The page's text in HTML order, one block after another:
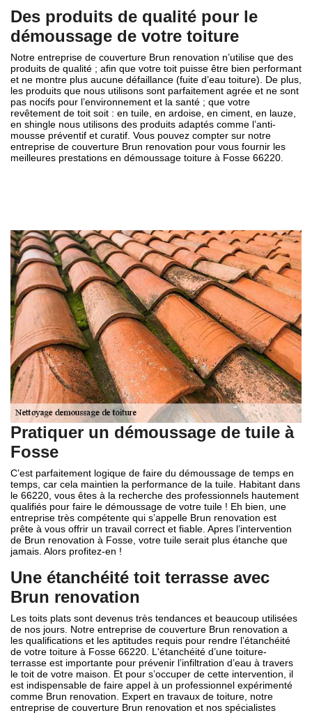
Des produits de qualité pour le
démoussage de votre toiture
Notre entreprise de couverture Brun renovation n’utilise que des
produits de qualité ; afin que votre toit puisse être bien performant
et ne montre plus aucune défaillance (fuite d’eau toiture). De plus,
les produits que nous utilisons sont parfaitement agrée et ne sont
pas nocifs pour l’environnement et la santé ; que votre
revêtement de toit soit : en tuile, en ardoise, en ciment, en lauze,
en shingle nous utilisons des produits adaptés comme l’anti-
mousse préventif et curatif. Vous pouvez compter sur notre
entreprise de couverture Brun renovation pour vous fournir les
meilleures prestations en démoussage toiture à Fosse 66220.
Pratiquer un démoussage de tuile à
Fosse
C’est parfaitement logique de faire du démoussage de temps en
temps, car cela maintien la performance de la tuile. Habitant dans
le 66220, vous êtes à la recherche des professionnels hautement
qualifiés pour faire le démoussage de votre tuile ! Eh bien, une
entreprise très compétente qui s’appelle Brun renovation est
prête à vous offrir un travail correct et fiable. Apres l’intervention
de Brun renovation à Fosse, votre tuile serait plus étanche que
jamais. Alors profitez-en !
Une étanchéité toit terrasse avec
Brun renovation
Les toits plats sont devenus très tendances et beaucoup utilisées
de nos jours. Notre entreprise de couverture Brun renovation a
les qualifications et les aptitudes requis pour rendre l’étanchéité
de votre toiture à Fosse 66220. L'étanchéité d’une toiture-
terrasse est importante pour prévenir l’infiltration d’eau à travers
le toit de votre maison. Et pour s’occuper de cette intervention, il
est indispensable de faire appel à un professionnel expérimenté
comme Brun renovation. Expert en travaux de toiture, notre
entreprise de couverture Brun renovation et nos spécialistes